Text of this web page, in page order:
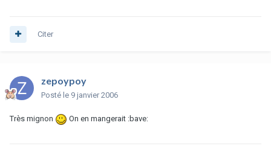
Citer
zepoypoy
Posté le 9 janvier 2006
Très mignon On en mangerait :bave: